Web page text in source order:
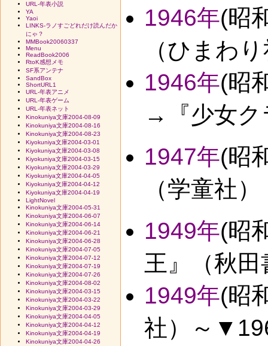
1946年(昭
（ひまわ
1946年(昭
→『少女
1947年(昭
（学童社
1949年(昭
王』（秋田
1949年(昭
社）～
URL-年表小説
YA
Yaoi
LINKS-ラノすごどれだけ読んだか
にゃ？
MMBook20060337
Menu
ReadBook2006
RtoK感想メモ
SF系アンテナ
SandBox
ShortURL1
URL-年表アニメ
URL-年表ゲーム
URL-年表ネット
Kinokuniya文庫2004-08-09
Kinokuniya文庫2004-08-16
Kinokuniya文庫2004-08-23
Kiyokuniya文庫2004-03-01
Kiyokuniya文庫2004-03-08
Kiyokuniya文庫2004-03-15
Kiyokuniya文庫2004-03-29
Kiyokuniya文庫2004-04-05
Kiyokuniya文庫2004-04-12
Kiyokuniya文庫2004-04-19
LightNovel
Kinokuniya文庫2004-05-31
Kinokuniya文庫2004-06-07
Kinokuniya文庫2004-06-14
Kinokuniya文庫2004-06-21
Kinokuniya文庫2004-06-28
Kinokuniya文庫2004-07-05
Kinokuniya文庫2004-07-12
Kinokuniya文庫2004-07-19
Kinokuniya文庫2004-07-26
Kinokuniya文庫2004-08-02
Kinokuniya文庫2004-03-15
Kinokuniya文庫2004-03-22
Kinokuniya文庫2004-03-29
Kinokuniya文庫2004-04-05
Kinokuniya文庫2004-04-12
Kinokuniya文庫2004-04-19
Kinokuniya文庫2004-04-26